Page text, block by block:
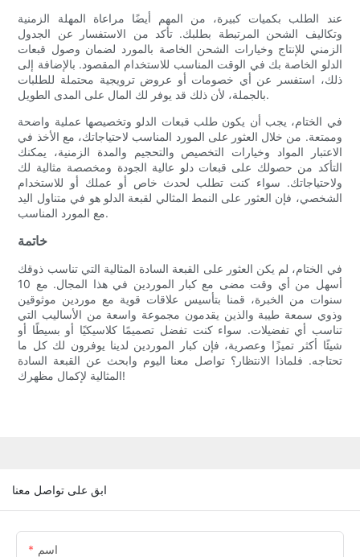
عند الطلب بكميات كبيرة، من المهم أيضًا مراعاة المهلة الزمنية
وتكاليف الشحن المرتبطة بطلبك. تأكد من الاستفسار عن الجدول
الزمني للإنتاج وخيارات الشحن الخاصة بالمورد لضمان وصول قبعات
الدلو الخاصة بك في الوقت المناسب للاستخدام المقصود. بالإضافة إلى
ذلك، استفسر عن أي خصومات أو عروض ترويجية محتملة للطلبات
بالجملة، لأن ذلك قد يوفر لك المال على المدى الطويل.
في الختام، يجب أن يكون طلب قبعات الدلو وتخصيصها عملية واضحة
وممتعة. من خلال العثور على المورد المناسب لاحتياجاتك، مع الأخذ في
الاعتبار المواد وخيارات التخصيص والتحجيم والمدة الزمنية، يمكنك
التأكد من حصولك على قبعات دلو عالية الجودة ومخصصة مثالية لك
ولاحتياجاتك. سواء كنت تطلب لحدث خاص أو عملك أو للاستخدام
الشخصي، فإن العثور على النمط المثالي لقبعة الدلو هو في متناول اليد
مع المورد المناسب.
خاتمة
في الختام، لم يكن العثور على القبعة السادة المثالية التي تناسب ذوقك
أسهل من أي وقت مضى مع كبار الموردين في هذا المجال. مع 10
سنوات من الخبرة، قمنا بتأسيس علاقات قوية مع موردين موثوقين
وذوي سمعة طيبة والذين يقدمون مجموعة واسعة من الأساليب التي
تناسب أي تفضيلات. سواء كنت تفضل تصميمًا كلاسيكيًا أو بسيطًا أو
شيئًا أكثر تميزًا وعصرية، فإن كبار الموردين لدينا يوفرون لك كل ما
تحتاجه. فلماذا الانتظار؟ تواصل معنا اليوم وابحث عن القبعة السادة
المثالية لإكمال مظهرك!
ابق على تواصل معنا
اسم